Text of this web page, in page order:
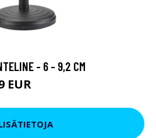
- 6 - 9,2 CM
EUR